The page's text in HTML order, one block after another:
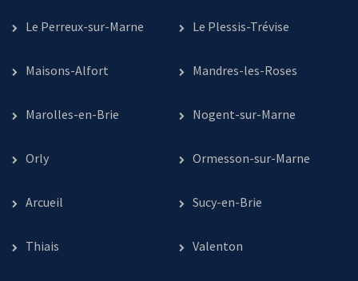
Le Perreux-sur-Marne Le Plessis-Trévise
Maisons-Alfort Mandres-les-Roses
Marolles-en-Brie Nogent-sur-Marne
Orly Ormesson-sur-Marne
Arcueil Sucy-en-Brie
Thiais Valenton